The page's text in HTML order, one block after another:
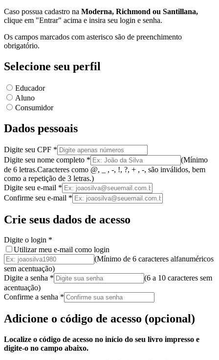
Caso possua cadastro na Moderna, Richmond ou Santillana,
clique em "Entrar" acima e insira seu login e senha.
Os campos marcados com asterisco são de preenchimento
obrigatório.
Selecione seu perfil
Educador
Aluno
Consumidor
Dados pessoais
Digite seu CPF *
Digite seu nome completo * (Mínimo
de 6 letras.Caracteres como @, _ , -, !, ?, + , -, são inválidos, bem
como a repetição de 3 letras.)
Digite seu e-mail *
Confirme seu e-mail *
Crie seus dados de acesso
Digite o login *
Utilizar meu e-mail como login
(Mínimo de 6 caracteres alfanuméricos
sem acentuação)
Digite a senha * (6 a 10 caracteres sem
acentuação)
Confirme a senha *
Adicione o código de acesso (opcional)
Localize o código de acesso no início do seu livro impresso e
digite-o no campo abaixo.